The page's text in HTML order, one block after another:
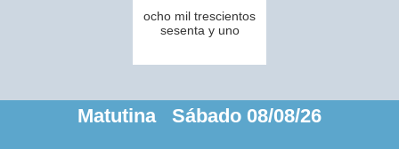
ocho mil trescientos
sesenta y uno
Matutina Sábado 08/08/26